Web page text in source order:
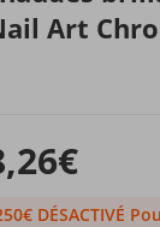
Art
DÉSACTIVÉ